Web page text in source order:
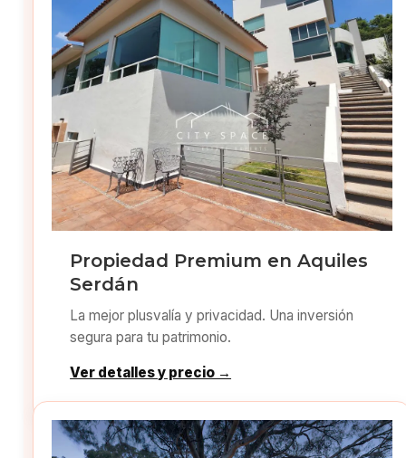
Propiedad Premium en Aquiles
Serdán
La mejor plusvalía y privacidad. Una inversión
segura para tu patrimonio.
Ver detalles y precio →